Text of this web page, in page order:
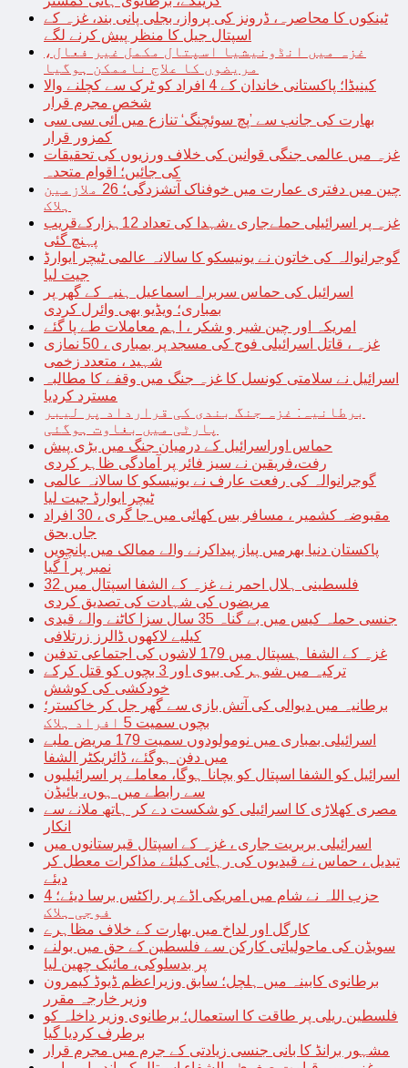
ٹینکوں کا محاصرہ، ڈرونز کی پرواز، بجلی پانی بند، غزہ کے
اسپتال جیل کا منظر پیش کرنے لگے
غزہ میں انڈونیشیا اسپتال مکمل غیر فعال،
مریضوں کا علاج ناممکن ہوگیا
کینیڈا؛ پاکستانی خاندان کے 4 افراد کو ٹرک سے کچلنے والا
شخص مجرم قرار
بھارت کی جانب سے ’پچ سوئچنگ‘ تنازع میں آئی سی سی
کمزور قرار
غزہ میں عالمی جنگی قوانین کی خلاف ورزیوں کی تحقیقات
کی جائیں؛ اقوام متحدہ
چین میں دفتری عمارت میں خوفناک آتشزدگی؛ 26 ملازمین
ہلاک
غزہ پر اسرائیلی حملےجاری ،شہدا کی تعداد 12ہزارکےقریب
پہنچ گئی
گوجرانوالہ کی خاتون نے یونیسکو کا سالانہ عالمی ٹیچر ایوارڈ
جیت لیا
اسرائیل کی حماس سربراہ اسماعیل ہنیہ کے گھر پر
بمباری؛ ویڈیو بھی وائرل کردی
امریکہ اور چین شیر و شکر ، اہم معاملات طے پا گئے
غزہ ، قاتل اسرائیلی فوج کی مسجد پر بمباری ، 50 نمازی
شہید ، متعدد زخمی
اسرائیل نے سلامتی کونسل کا غزہ جنگ میں وقفے کا مطالبہ
مسترد کردیا
برطانیہ: غزہ جنگ بندی کی قرارداد پر لیبر
پارٹی میں بغاوت ہوگئی
حماس اوراسرائیل کے درمیان جنگ میں بڑی پیش
رفت،فریقین نے سیز فائر پر آمادگی ظاہر کردی
گوجرانوالہ کی رفعت عارف نے یونیسکو کا سالانہ عالمی
ٹیچر ایوارڈ جیت لیا
مقبوضہ کشمیر ، مسافر بس کھائی میں جا گری ، 30 افراد
جاں بحق
پاکستان دنیا بھرمیں پیاز پیداکرنے والے ممالک میں پانچویں
نمبر پر آ گیا
فلسطینی ہلال احمر نے غزہ کے الشفا اسپتال میں 32
مریضوں کی شہادت کی تصدیق کردی
جنسی حملہ کیس میں بے گناہ 35 سال سزا کاٹنے والے قیدی
کیلیے لاکھوں ڈالرز زرتلافی
غزہ کے الشفا ہسپتال میں 179 لاشوں کی اجتماعی تدفین
ترکیہ میں شوہر کی بیوی اور 3 بچوں کو قتل کرکے
خودکشی کی کوشش
برطانیہ میں دیوالی کی آتش بازی سے گھر جل کر خاکستر؛
بچوں سمیت 5 افراد ہلاک
اسرائیلی بمباری میں نومولودوں سمیت 179 مریض ملبے
میں دفن ہوگئے، ڈائریکٹر الشفا
اسرائیل کو الشفا اسپتال کو بچانا ہوگا، معاملے پر اسرائیلیوں
سے رابطے میں ہوں، بائیڈن
مصری کھلاڑی کا اسرائیلی کو شکست دے کر ہاتھ ملانے سے
انکار
اسرائیلی بربریت جاری ، غزہ کے اسپتال قبرستانوں میں
تبدیل ، حماس نے قیدیوں کی رہائی کیلئے مذاکرات معطل کر
دیئے
حزب اللہ نے شام میں امریکی اڈے پر راکٹس برسا دیئے؛ 4
فوجی ہلاک
کارگل اور لداخ میں بھارت کے خلاف مظاہرے
سویڈن کی ماحولیاتی کارکن سے فلسطین کے حق میں بولنے
پر بدسلوکی، مائیک چھین لیا
برطانوی کابینہ میں ہلچل؛ سابق وزیراعظم ڈیوڈ کیمرون
وزیر خارجہ مقرر
فلسطین ریلی پر طاقت کا استعمال؛ برطانوی وزیر داخلہ کو
برطرف کردیا گیا
مشہور برانڈ کا بانی جنسی زیادتی کے جرم میں مجرم قرار